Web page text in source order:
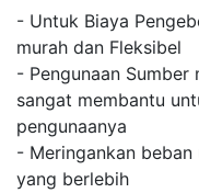
- Untuk Biaya
murah dan Fleksibel
- Pengunaan
sangat membantu
pengunaanya
- Meringankan
yang berlebih